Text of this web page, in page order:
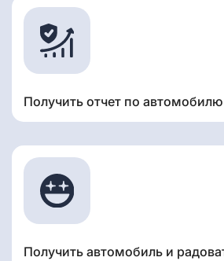
Получить отчет по автомобилю
Получить автомобиль и